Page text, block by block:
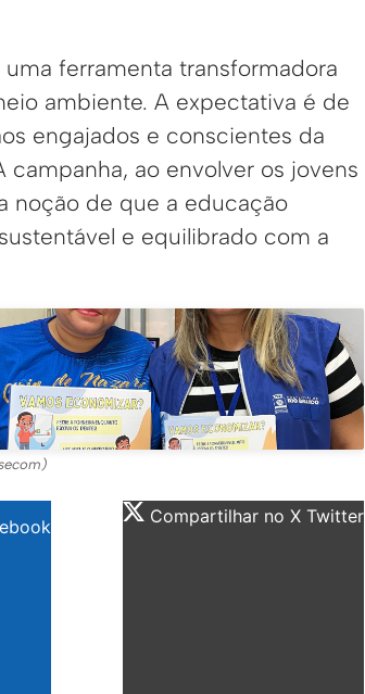
ferramenta transformadora
ambiente. A expectativa é de
engajados e conscientes da
ao envolver os jovens
noção de que a educação
e equilibrado com a
Compartilhar no X Twitter